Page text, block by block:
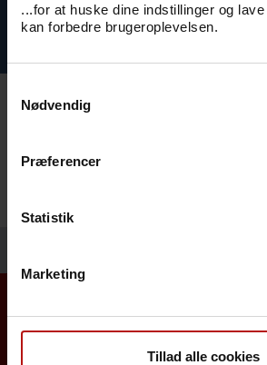
...for at huske dine indstillinger og
kan forbedre brugeroplevelsen.
Nødvendig
Præferencer
Statistik
Marketing
Tillad alle cookies
Rejsevaccination
forebyggelse vi anbefaler ved rejser
Borgere